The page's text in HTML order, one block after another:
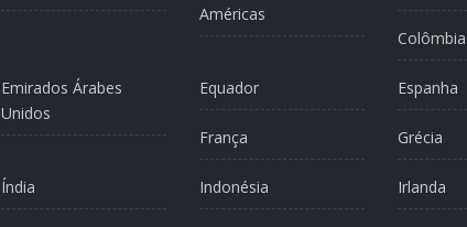
Américas
Colômbia
Emirados Árabes
Unidos
Equador Espanha
França Grécia
Índia Indonésia Irlanda